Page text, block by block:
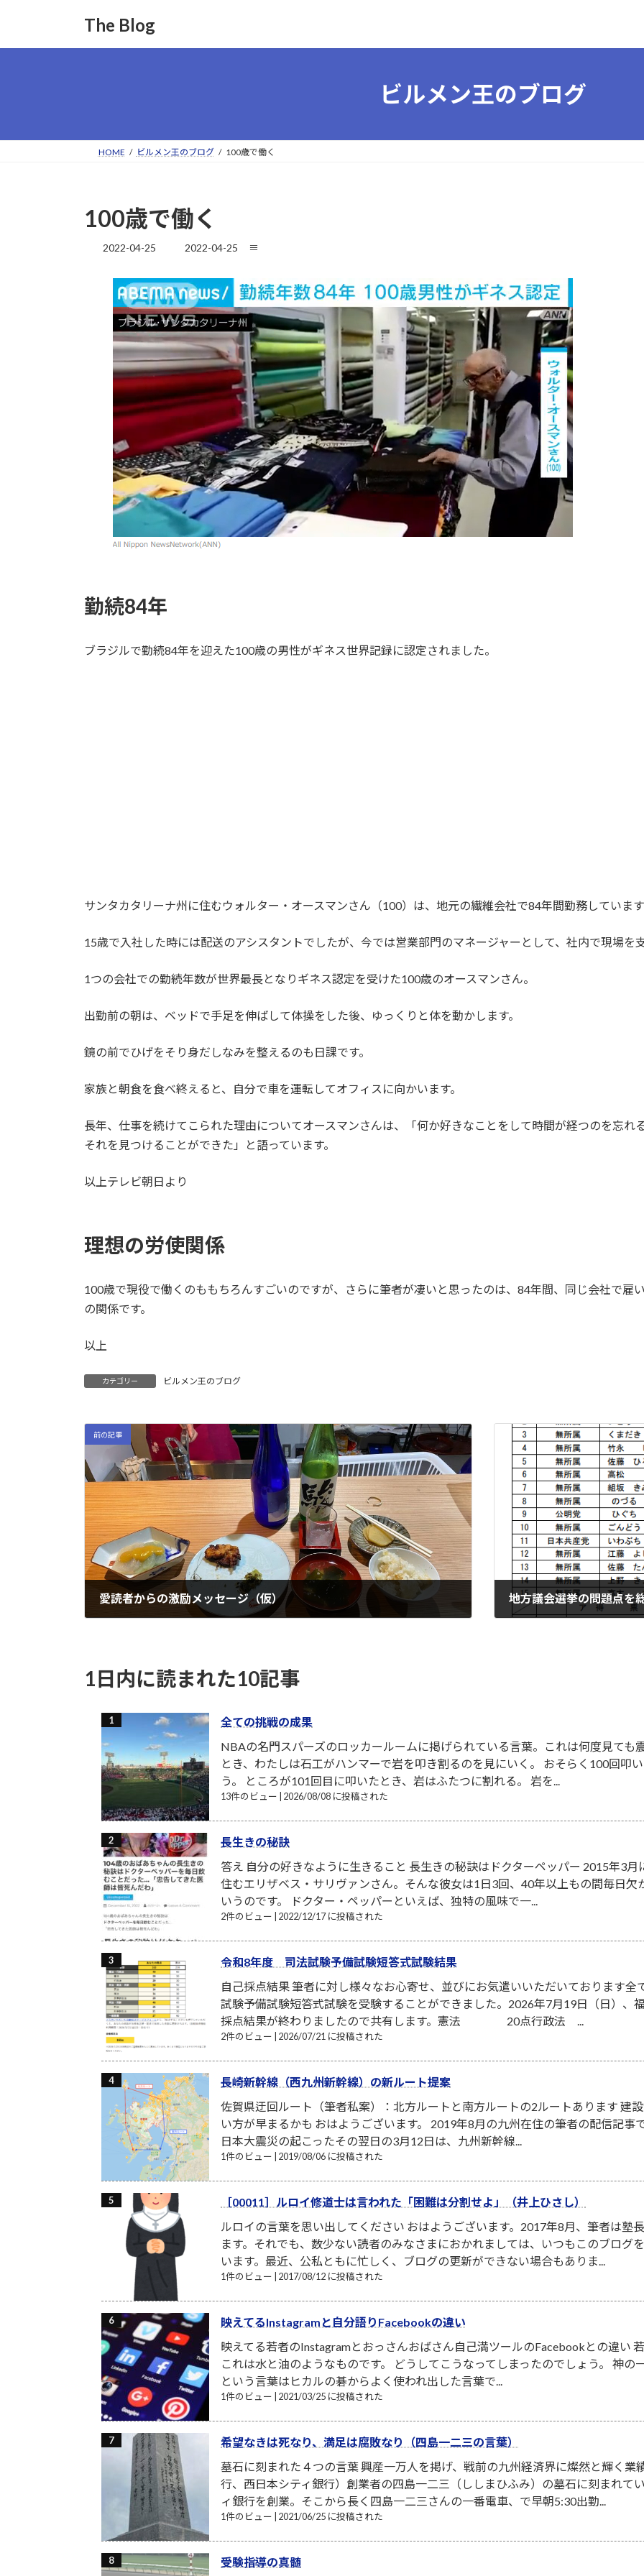
The Blog
ビルメン王のブログ
HOME ビルメン王のブログ 100歳で働く
100歳で働く
2022-04-25
最
更
新
日
時
:
2022-04-25 ≡
勤続84年
ブラジルで勤続84年を迎えた100歳の男性がギネス世界記録に認定されました。
サンタカタリーナ州に住むウォルター・オースマンさん（100）は、地元の繊維会社で84年間勤務しています
15歳で入社した時には配送のアシスタントでしたが、今では営業部門のマネージャーとして、社内で現場を支
1つの会社での勤続年数が世界最長となりギネス認定を受けた100歳のオースマンさん。
出勤前の朝は、ベッドで手足を伸ばして体操をした後、ゆっくりと体を動かします。
鏡の前でひげをそり身だしなみを整えるのも日課です。
家族と朝食を食べ終えると、自分で車を運転してオフィスに向かいます。
長年、仕事を続けてこられた理由についてオースマンさんは、「何か好きなことをして時間が経つのを忘れ
それを見つけることができた」と語っています。
以上テレビ朝日より
理想の労使関係
100歳で現役で働くのももちろんすごいのですが、さらに筆者が凄いと思ったのは、84年間、同じ会社で雇
の関係です。
以上
カテゴリー ビルメン王のブログ
前の記事
愛読者からの激励メッセージ（仮） 地方議会選挙の問題点を
1日内に読まれた10記事
全ての挑戦の成果
NBAの名門スパーズのロッカールームに掲げられている言葉。これは何度見ても
とき、わたしは石工がハンマーで岩を叩き割るのを見にいく。 おそらく100回叩
う。 ところが101回目に叩いたとき、岩はふたつに割れる。 岩を...
13件のビュー 2026/08/08 に投稿された
長生きの秘訣
答え 自分の好きなように生きること 長生きの秘訣はドクターペッパー 2015年3
住むエリザベス・サリヴァンさん。そんな彼女は1日3回、40年以上もの間毎日欠
いうのです。 ドクター・ペッパーといえば、独特の風味で一...
2件のビュー 2022/12/17 に投稿された
令和8年度 司法試験予備試験短答式試験結果
自己採点結果 筆者に対し様々なお心寄せ、並びにお気遣いいただいております
試験予備試験短答式試験を受験することができました。2026年7月19日（日）、
採点結果が終わりましたので共有します。憲法 20点行政法 ...
2件のビュー 2026/07/21 に投稿された
長崎新幹線（西九州新幹線）の新ルート提案
佐賀県迂回ルート（筆者私案）：北方ルートと南方ルートの2ルートあります 建
い方が早まるかも おはようございます。 2019年8月の九州在住の筆者の配信記事
日本大震災の起こったその翌日の3月12日は、九州新幹線...
1件のビュー 2019/08/06 に投稿された
［00011］ルロイ修道士は言われた「困難は分割せよ」（井上ひさし）
ルロイの言葉を思い出してください おはようございます。2017年8月、筆者は塾
ます。それでも、数少ない読者のみなさまにおかれましては、いつもこのブログ
います。最近、公私ともに忙しく、ブログの更新ができない場合もありま...
1件のビュー 2017/08/12 に投稿された
映えてるInstagramと自分語りFacebookの違い
映えてる若者のInstagramとおっさんおばさん自己満ツールのFacebookとの違い
これは水と油のようなものです。 どうしてこうなってしまったのでしょう。 神
という言葉はヒカルの碁からよく使われ出した言葉で...
1件のビュー 2021/03/25 に投稿された
希望なきは死なり、満足は腐敗なり（四島一二三の言葉）
墓石に刻まれた４つの言葉 興産一万人を掲げ、戦前の九州経済界に燦然と輝く業
行、西日本シティ銀行）創業者の四島一二三（ししまひふみ）の墓石に刻まれて
ィ銀行を創業。そこから長く四島一二三さんの一番電車、で早朝5:30出勤...
1件のビュー 2021/06/25 に投稿された
受験指導の真髄